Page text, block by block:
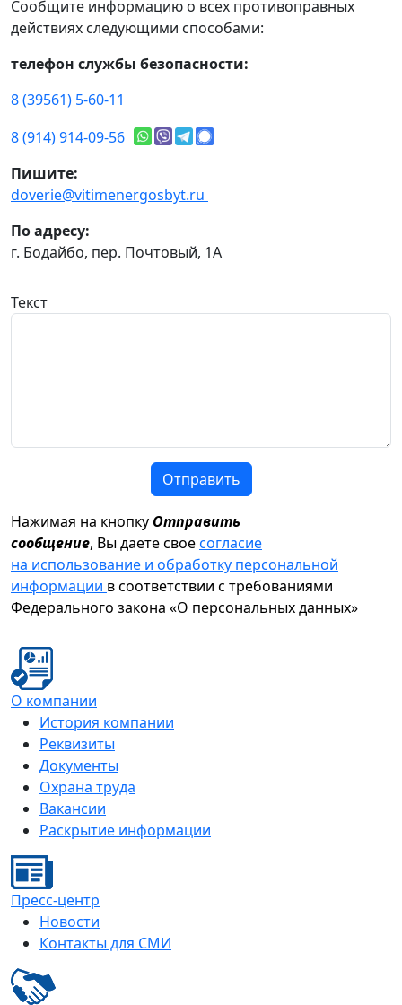
Сообщите информацию о всех противоправных
действиях следующими способами:
телефон службы безопасности:
8 (39561) 5-60-11
8 (914) 914-09-56
Пишите:
doverie@vitimenergosbyt.ru
По адресу:
г. Бодайбо, пер. Почтовый, 1А
Текст
Отправить
Нажимая на кнопку Отправить
сообщение, Вы даете своесогласие
на использование и обработку персональной
информации в соответствии с требованиями
Федерального закона «О персональных данных»
О компании
История компании
Реквизиты
Документы
Охрана труда
Вакансии
Раскрытие информации
Пресс-центр
Новости
Контакты для СМИ